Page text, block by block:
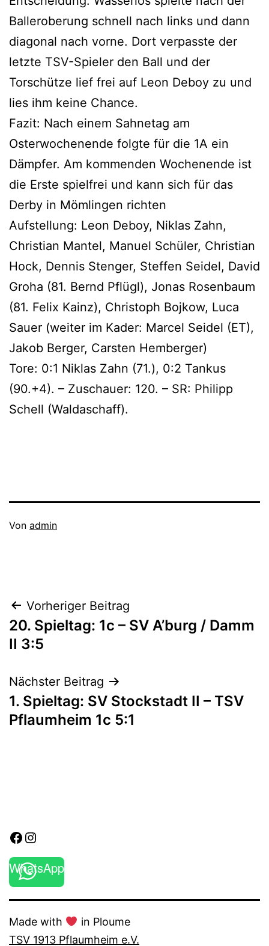
Balleroberung schnell nach links und dann
diagonal nach vorne. Dort verpasste der
letzte TSV-Spieler den Ball und der
Torschütze lief frei auf Leon Deboy zu und
lies ihm keine Chance.
Fazit: Nach einem Sahnetag am
Osterwochenende folgte für die 1A ein
Dämpfer. Am kommenden Wochenende ist
die Erste spielfrei und kann sich für das
Derby in Mömlingen richten
Aufstellung: Leon Deboy, Niklas Zahn,
Christian Mantel, Manuel Schüler, Christian
Hock, Dennis Stenger, Steffen Seidel, David
Groha (81. Bernd Pflügl), Jonas Rosenbaum
(81. Felix Kainz), Christoph Bojkow, Luca
Sauer (weiter im Kader: Marcel Seidel (ET),
Jakob Berger, Carsten Hemberger)
Tore: 0:1 Niklas Zahn (71.), 0:2 Tankus
(90.+4). – Zuschauer: 120. – SR: Philipp
Schell (Waldaschaff).
Veröffentlicht
Von admin
Beitragsnavigation
Vorheriger Beitrag
20. Spieltag: 1c – SV A’burg / Damm
II 3:5
Nächster Beitrag
1. Spieltag: SV Stockstadt II – TSV
Pflaumheim 1c 5:1
Facebook
Instagram
WhatsApp
Made with
in Ploume
TSV 1913 Pflaumheim e.V.